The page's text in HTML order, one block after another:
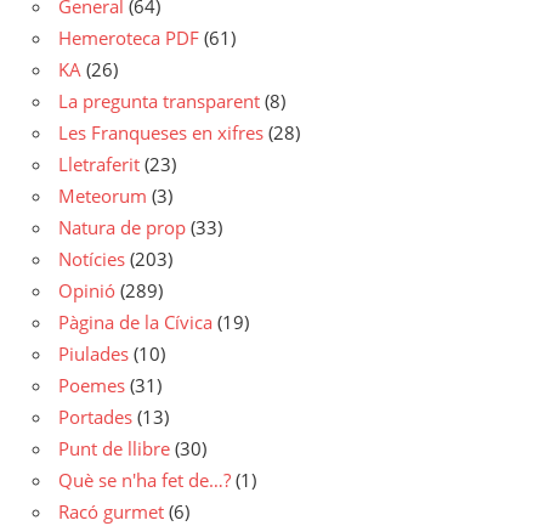
General (64)
Hemeroteca PDF (61)
KA (26)
La pregunta transparent (8)
Les Franqueses en xifres (28)
Lletraferit (23)
Meteorum (3)
Natura de prop (33)
Notícies (203)
Opinió (289)
Pàgina de la Cívica (19)
Piulades (10)
Poemes (31)
Portades (13)
Punt de llibre (30)
Què se n'ha fet de…? (1)
Racó gurmet (6)